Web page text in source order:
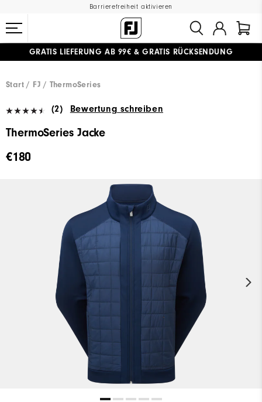
Barrierefreiheit aktivieren
GRATIS LIEFERUNG AB 99€ &GRATIS RÜCKSENDUNG
Start FJ ThermoSeries
(2) Bewertung schreiben
ThermoSeries Jacke
€180